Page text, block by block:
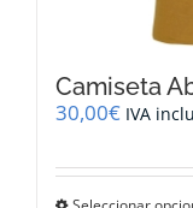
Camiseta
30,00€ IVA